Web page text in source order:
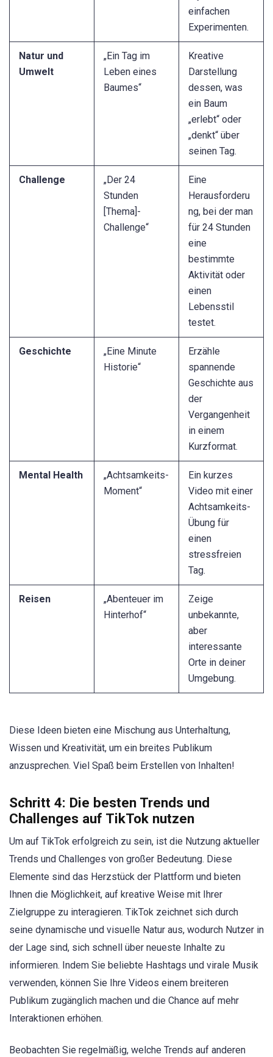
einfachen
Experimenten.
Natur und
Umwelt
„Ein Tag im
Leben eines
Baumes“
Kreative
Darstellung
dessen, was
ein Baum
„erlebt“ oder
„denkt“ über
seinen Tag.
Challenge
„Der 24
Stunden
[Thema]-
Challenge“
Eine
Herausforderu
ng, bei der man
für 24 Stunden
eine
bestimmte
Aktivität oder
einen
Lebensstil
testet.
Geschichte
„Eine Minute
Historie“
Erzähle
spannende
Geschichte aus
der
Vergangenheit
in einem
Kurzformat.
Mental Health
„Achtsamkeits-
Moment“
Ein kurzes
Video mit einer
Achtsamkeits-
Übung für
einen
stressfreien
Tag.
Reisen
„Abenteuer im
Hinterhof“
Zeige
unbekannte,
aber
interessante
Orte in deiner
Umgebung.
Diese Ideen bieten eine Mischung aus Unterhaltung,
Wissen und Kreativität, um ein breites Publikum
anzusprechen. Viel Spaß beim Erstellen von Inhalten!
Schritt 4: Die besten Trends und
Challenges auf TikTok nutzen
Um auf TikTok erfolgreich zu sein, ist die Nutzung aktueller
Trends und Challenges von großer Bedeutung. Diese
Elemente sind das Herzstück der Plattform und bieten
Ihnen die Möglichkeit, auf kreative Weise mit Ihrer
Zielgruppe zu interagieren. TikTok zeichnet sich durch
seine dynamische und visuelle Natur aus, wodurch Nutzer in
der Lage sind, sich schnell über neueste Inhalte zu
informieren. Indem Sie beliebte Hashtags und virale Musik
verwenden, können Sie Ihre Videos einem breiteren
Publikum zugänglich machen und die Chance auf mehr
Interaktionen erhöhen.
Beobachten Sie regelmäßig, welche Trends auf anderen